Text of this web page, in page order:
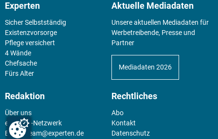
Experten
Sicher Selbstständig
Existenz­vorsorge
Pflege versichert
4 Wände
Chefsache
Fürs Alter
Aktuelle Mediadaten
Unsere aktuellen Mediadaten für
Werbetreibende, Presse und
Partner
Mediadaten 2026
Redaktion
Über uns
experten-Netzwerk
E-Mail:
team@experten.de
Rechtliches
Abo
Kontakt
Datenschutz